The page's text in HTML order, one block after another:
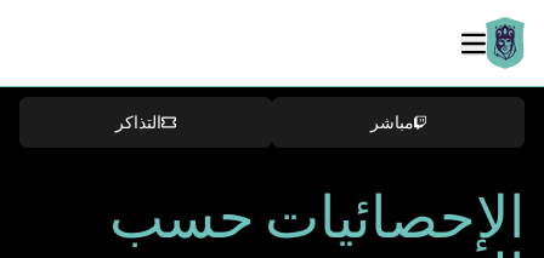
مباشر التذاكر
الإحصائيات حسب